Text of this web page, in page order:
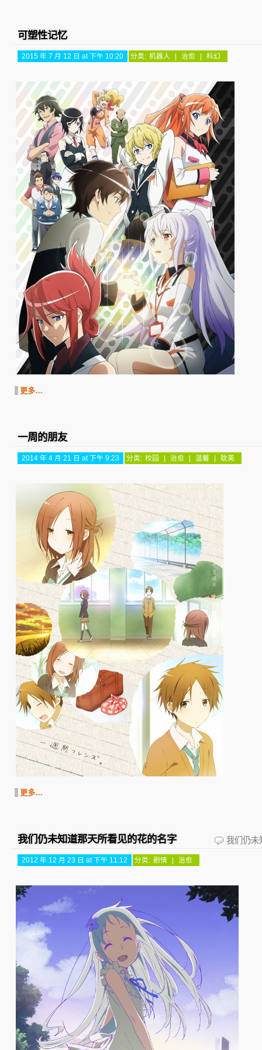
可塑性记忆
2015 年 7 月 12 日 at 下午 10:20 分类: 机器人 | 治愈 | 科幻
更多…
一周的朋友
2014 年 4 月 21 日 at 下午 9:23 分类: 校园 | 治愈 | 温馨 | 耽美
更多…
我们仍未知道那天所看见的花的名字 我们仍未
2012 年 12 月 23 日 at 下午 11:12 分类: 剧情 | 治愈